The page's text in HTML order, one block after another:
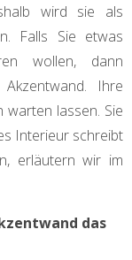
wird sie als
Falls Sie etwas
wollen, dann
Ihre
warten lassen. Sie
Interieur schreibt
erläutern wir im
das